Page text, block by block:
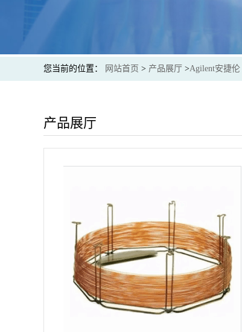
您当前的位置： 网站首页 > 产品展厅 >Agilent安捷伦
产品展厅